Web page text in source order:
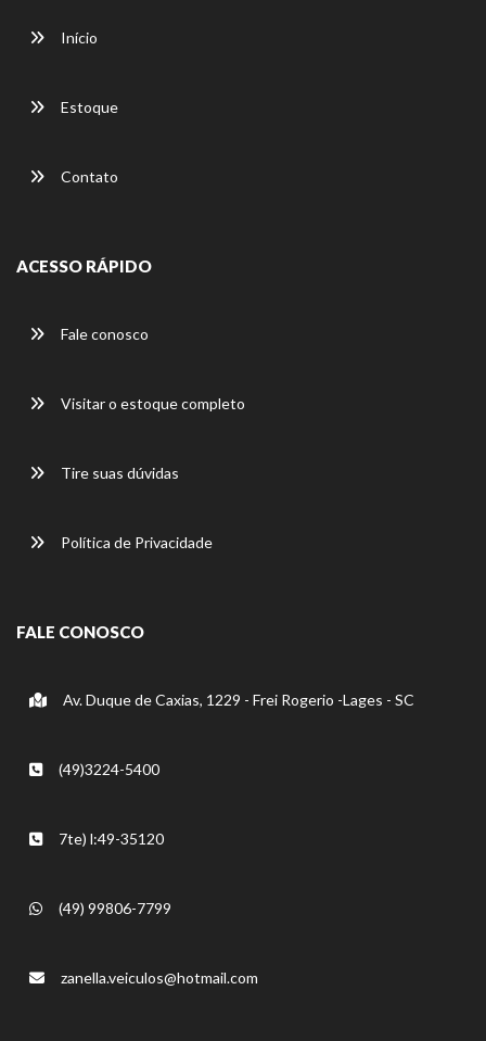
Início
Estoque
Contato
ACESSO RÁPIDO
Fale conosco
Visitar o estoque completo
Tire suas dúvidas
Política de Privacidade
FALE CONOSCO
Av. Duque de Caxias, 1229 - Frei Rogerio -Lages - SC
(49)3224-5400
7te) l:49-35120
(49) 99806-7799
zanella.veiculos@hotmail.com